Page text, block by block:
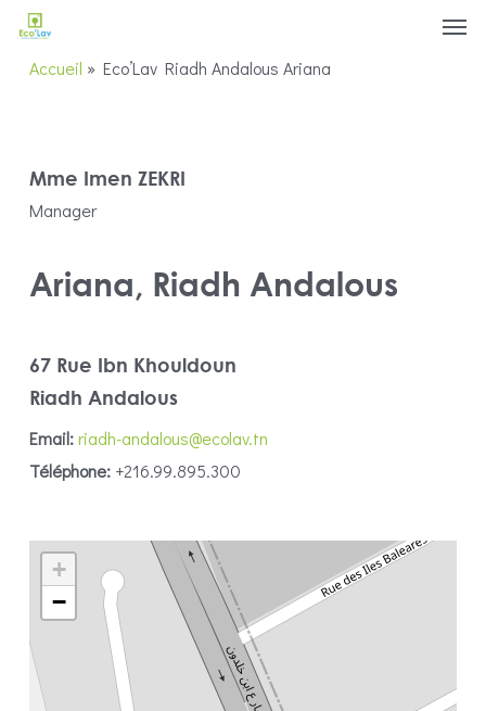
Skip
main
Menu
Accueil » Eco’Lav Riadh Andalous Ariana
Mme Imen ZEKRI
Manager
Ariana, Riadh Andalous
67 Rue Ibn Khouldoun
Riadh Andalous
Email:riadh-andalous@ecolav.tn
Téléphone: +216.99.895.300
+
−
Menu